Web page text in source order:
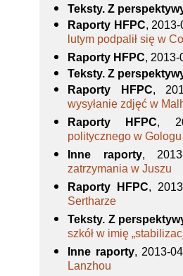
Teksty. Z
Raporty HFPC,
lutym podpalił się w
Raporty HFPC, 2013-
Teksty. Z
Raporty HFPC,
wysyłanie zdjęć w
Raporty HFPC,
politycznego w Gologu
Inne raporty,
zatrzymania w Juszu
Raporty HFPC,
Sertharze
Teksty. Z
szkół w imię
Inne raporty, 2013-
Lanzhou